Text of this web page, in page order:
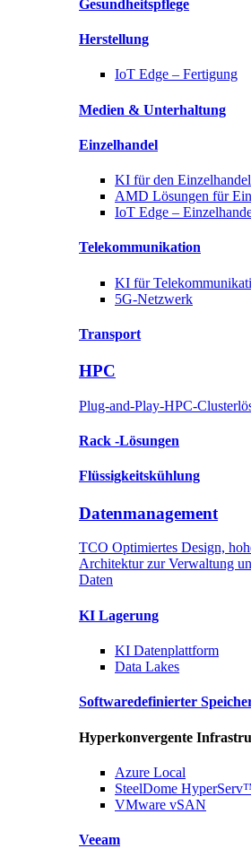
Gesundheitspflege
Herstellung
IoT Edge – Fertigung
Medien & Unterhaltung
Einzelhandel
KI fürden Einzelhandel
AMD Lösungen für
IoT Edge –
Telekommunikation
KI für
5G-Netzwerk
Transport
HPC
Plug-and-Play-HPC-
Rack -Lösungen
Flüssigkeitskühlung
Datenmanagement
TCO Optimiertes Design,
Architektur zur Verwaltung
Daten
KI Lagerung
KI Datenplattform
Data Lakes
Softwaredefinierter
Hyperkonvergente
Azure Local
SteelDome
VMware vSAN
Veeam